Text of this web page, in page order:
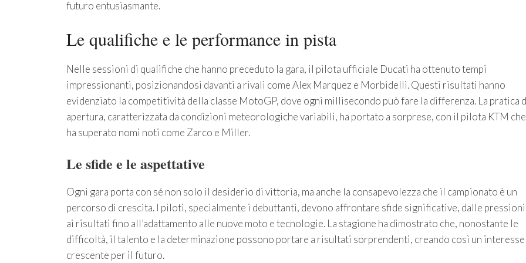
futuro entusiasmante.
Le qualifiche e le performance in pista
Nelle sessioni di qualifiche che hanno preceduto la gara, il pilota ufficiale Ducati ha ottenuto tempi
impressionanti, posizionandosi davanti a rivali come Alex Marquez e Morbidelli. Questi risultati hanno
evidenziato la competitività della classe MotoGP, dove ogni millisecondo può fare la differenza. La pratica
apertura, caratterizzata da condizioni meteorologiche variabili, ha portato a sorprese, con il pilota KTM che
ha superato nomi noti come Zarco e Miller.
Le sfide e le aspettative
Ogni gara porta con sé non solo il desiderio di vittoria, ma anche la consapevolezza che il campionato è un
percorso di crescita. I piloti, specialmente i debuttanti, devono affrontare sfide significative, dalle pressioni
ai risultati fino all’adattamento alle nuove moto e tecnologie. La stagione ha dimostrato che, nonostante le
difficoltà, il talento e la determinazione possono portare a risultati sorprendenti, creando così un interesse
crescente per il futuro.